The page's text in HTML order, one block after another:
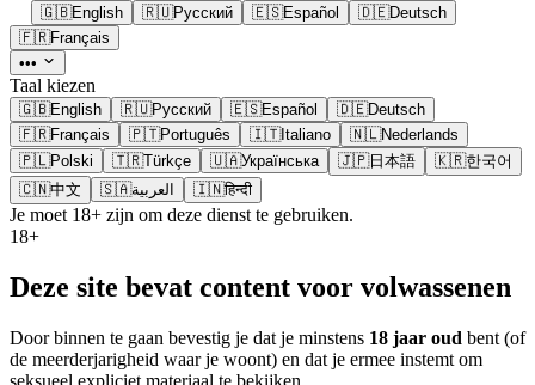
🇬🇧English 🇷🇺Русский 🇪🇸Español 🇩🇪Deutsch
🇫🇷Français
•••
Taal kiezen
🇬🇧English 🇷🇺Русский 🇪🇸Español 🇩🇪Deutsch
🇫🇷Français 🇵🇹Português 🇮🇹Italiano 🇳🇱Nederlands
🇵🇱Polski 🇹🇷Türkçe 🇺🇦Українська 🇯🇵日本語 🇰🇷한국어
🇨🇳中文 🇸🇦العربية 🇮🇳हिन्दी
Je moet 18+ zijn om deze dienst te gebruiken.
18+
Deze site bevat content voor volwassenen
Door binnen te gaan bevestig je dat je minstens 18 jaar oud bent (of
de meerderjarigheid waar je woont) en dat je ermee instemt om
seksueel expliciet materiaal te bekijken.